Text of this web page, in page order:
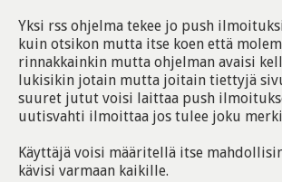
Yksi rss ohjelma tekee jo push
kuin otsikon mutta itse koen että
rinnakkainkin mutta ohjelman avaisi
lukisikin jotain mutta joitain tiettyjä
suuret jutut voisi laittaa push
uutisvahti ilmoittaa jos tulee joku
Käyttäjä voisi määritellä itse
kävisi varmaan kaikille.